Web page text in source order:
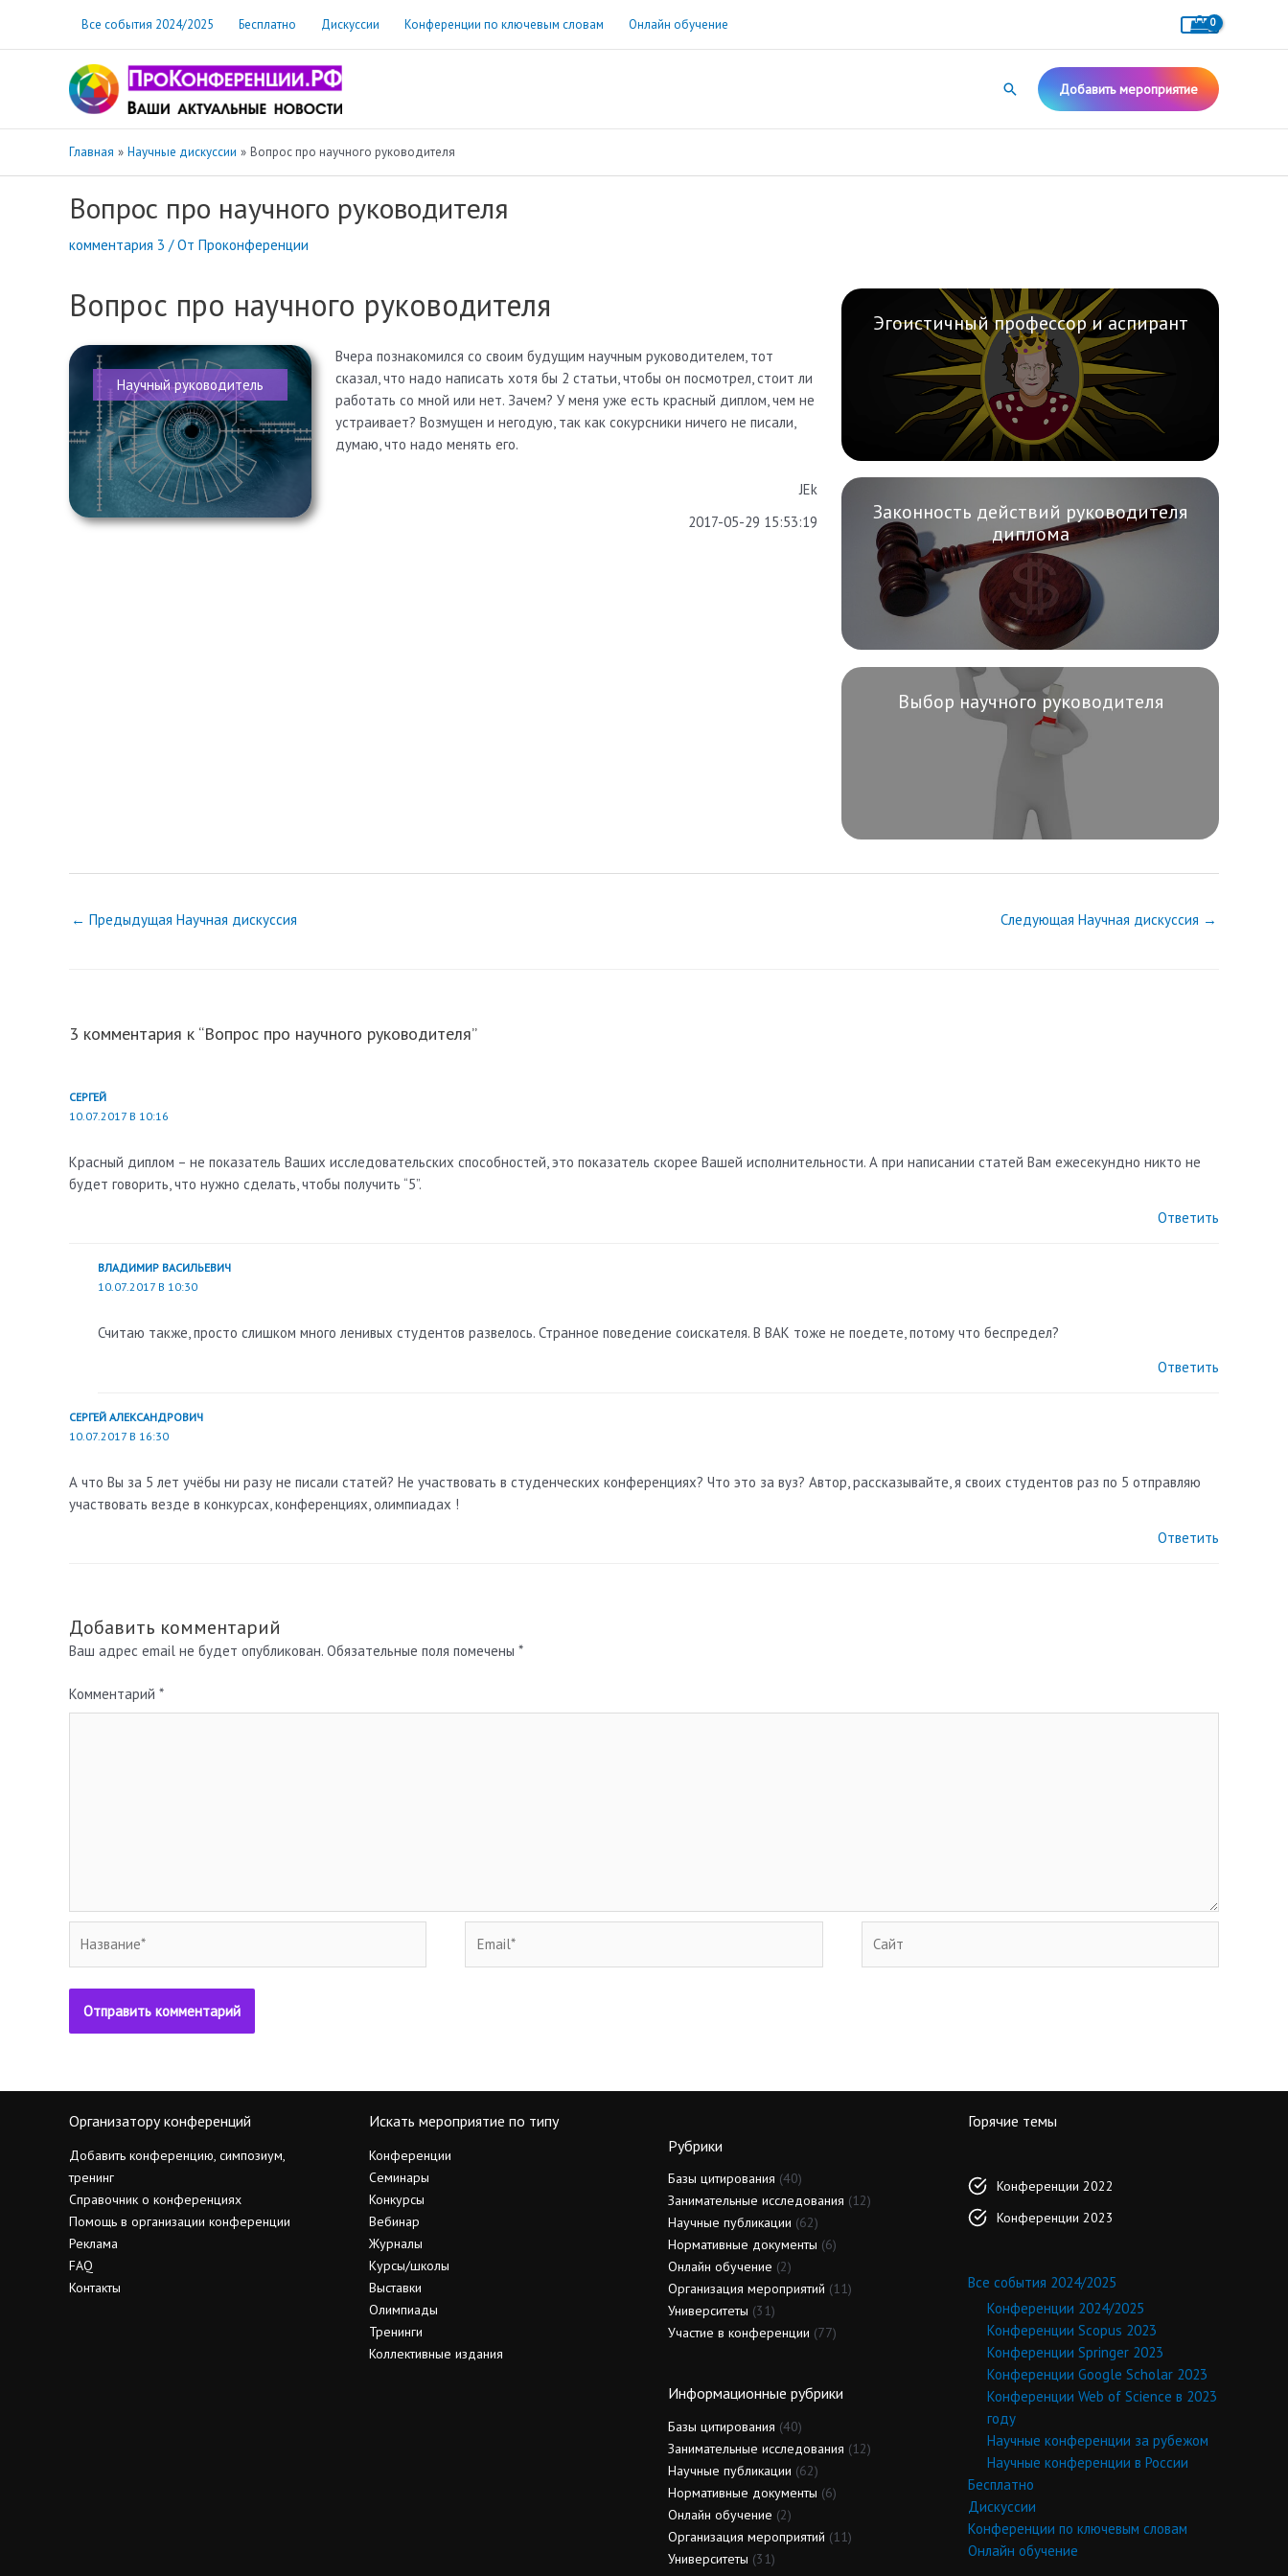
содержимому
Все события 2024/2025 Бесплатно Дискуссии Конференции по ключевым словам Онлайн обучение
Поиск Добавить мероприятие
Главная Научные дискуссии Вопрос про научного руководителя
Вопрос про научного руководителя
комментария 3 / От Проконференции
Вопрос про научного руководителя
Научный руководитель
Вчера познакомился со своим будущим научным руководителем, тот
сказал, что надо написать хотя бы 2 статьи, чтобы он посмотрел, стоит ли
работать со мной или нет. Зачем? У меня уже есть красный диплом, чем не
устраивает? Возмущен и негодую, так как сокурсники ничего не писали,
думаю, что надо менять его.
JEk
2017-05-29 15:53:19
Эгоистичный профессор и аспирант
Законность действий руководителя
диплома
Выбор научного руководителя
← Предыдущая Научная дискуссия Следующая Научная дискуссия →
3 комментария к “Вопрос про научного руководителя”
СЕРГЕЙ
10.07.2017 В 10:16
Красный диплом – не показатель Ваших исследовательских способностей, это показатель скорее Вашей исполнительности. А при написании статей Вам ежесекундно никто не
будет говорить, что нужно сделать, чтобы получить “5”.
Ответить
ВЛАДИМИР ВАСИЛЬЕВИЧ
10.07.2017 В 10:30
Считаю также, просто слишком много ленивых студентов развелось. Странное поведение соискателя. В ВАК тоже не поедете, потому что беспредел?
Ответить
СЕРГЕЙ АЛЕКСАНДРОВИЧ
10.07.2017 В 16:30
А что Вы за 5 лет учёбы ни разу не писали статей? Не участвовать в студенческих конференциях? Что это за вуз? Автор, рассказывайте, я своих студентов раз по 5 отправляю
участвовать везде в конкурсах, конференциях, олимпиадах !
Ответить
Добавить комментарий
Ваш адрес email не будет опубликован. Обязательные поля помечены *
Комментарий *
Организатору конференций
Добавить конференцию, симпозиум,
тренинг
Справочник о конференциях
Помощь в организации конференции
Реклама
FAQ
Контакты
Искать мероприятие по типу
Конференции
Семинары
Конкурсы
Вебинар
Журналы
Курсы/школы
Выставки
Олимпиады
Тренинги
Коллективные издания
Рубрики
Базы цитирования (40)
Занимательные исследования (12)
Научные публикации (62)
Нормативные документы (6)
Онлайн обучение (2)
Организация мероприятий (11)
Университеты (31)
Участие в конференции (77)
Информационные рубрики
Базы цитирования (40)
Занимательные исследования (12)
Научные публикации (62)
Нормативные документы (6)
Онлайн обучение (2)
Организация мероприятий (11)
Университеты (31)
Горячие темы
Конференции 2022
Конференции 2023
Все события 2024/2025
Конференции 2024/2025
Конференции Scopus 2023
Конференции Springer 2023
Конференции Google Scholar 2023
Конференции Web of Science в 2023
году
Научные конференции за рубежом
Научные конференции в России
Бесплатно
Дискуссии
Конференции по ключевым словам
Онлайн обучение